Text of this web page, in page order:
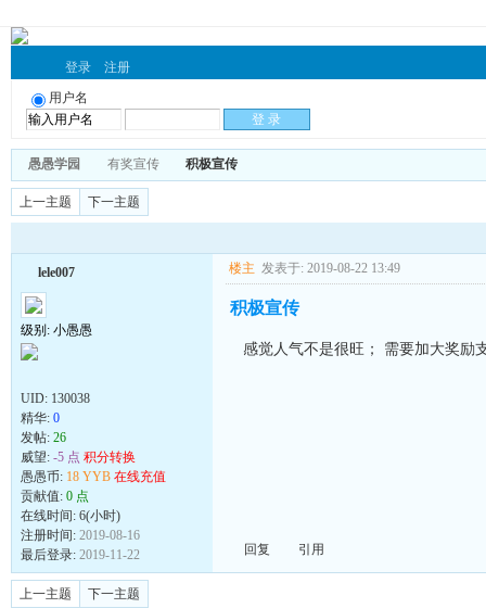
登录 注册
用户名
愚愚学园 有奖宣传 积极宣传
上一主题 下一主题
lele007
级别: 小愚愚
UID: 130038
精华: 0
发帖: 26
威望: -5 点 积分转换
愚愚币: 18 YYB 在线充值
贡献值: 0 点
在线时间: 6(小时)
注册时间: 2019-08-16
最后登录: 2019-11-22
楼主 发表于: 2019-08-22 13:49
积极宣传
感觉人气不是很旺； 需要加大奖励
回复 引用
上一主题 下一主题